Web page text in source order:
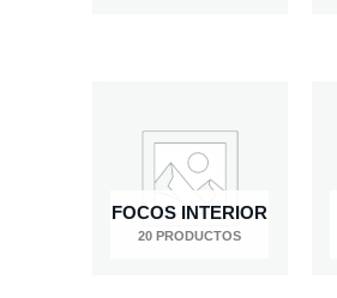
FOCOS INTERIOR
20 PRODUCTOS